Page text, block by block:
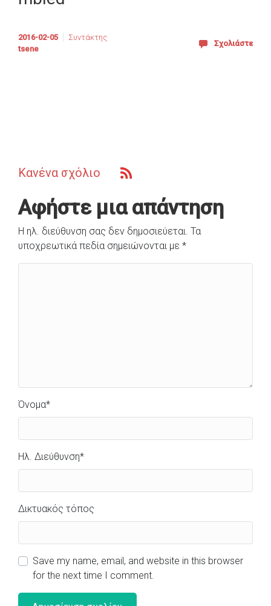
2016-02-05
Συντάκτης
tsene
Σχολιάστε
Κανένα σχόλιο
Αφήστε μια απάντηση
Η ηλ. διεύθυνση σας δεν δημοσιεύεται. Τα
υποχρεωτικά πεδία σημειώνονται με *
Όνομα*
Ηλ. Διεύθυνση*
Δικτυακός τόπος
Save my name, email, and website in this browser
for the next time I comment.